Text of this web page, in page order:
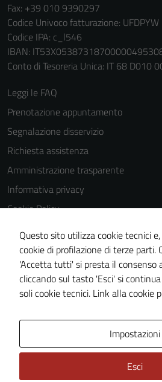
Fax: +39 010 9390297
Codice Univoco fatturazione: UFDPYW
Codice IPA: c_l546
IBAN:
Conto di Tesoreria Unica: IT 68
Leggi le FAQ
Prenotazione appuntamento
Segnalazione disservizio
Richiesta assistenza
Amministrazione trasparente
Informativa privacy
Cookie Policy
Note legali
Dichiarazione di accessibilità
Whistleblowing
Piano di miglioramento del sito
Questo sito utilizza cookie tecnici
cookie di profilazione di terze parti.
'Accetta tutti' si presta il consenso
cliccando sul tasto 'Esci' si
soli cookie tecnici. Link alla cookie
Impostazioni
Esci